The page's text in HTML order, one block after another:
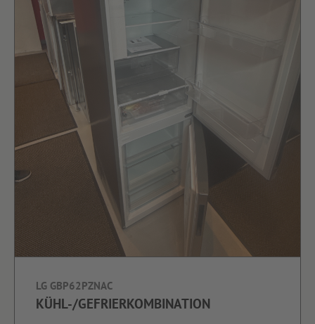
LG GBP62PZNAC
KÜHL-/GEFRIERKOMBINATION